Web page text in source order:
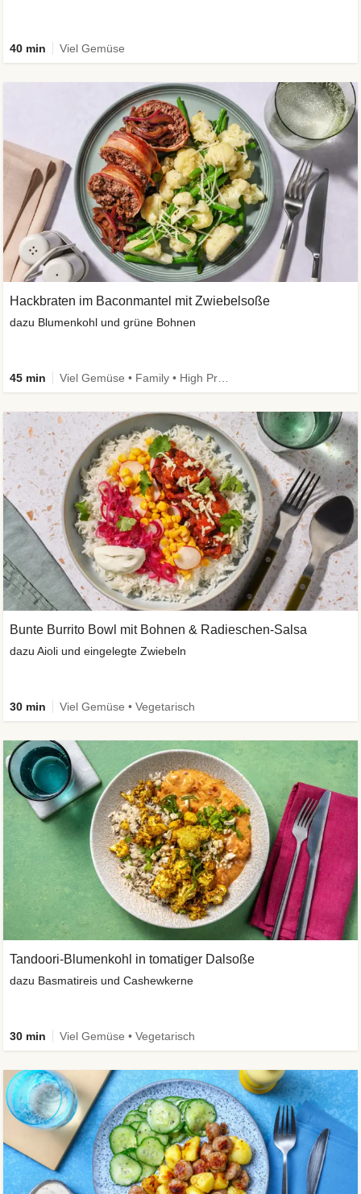
40 min Viel Gemüse
Hackbraten im Baconmantel mit Zwiebelsoße
dazu Blumenkohl und grüne Bohnen
45 min
Bunte Burrito Bowl mit Bohnen & Radieschen-Salsa
dazu Aioli und eingelegte Zwiebeln
30 min Viel Gemüse • Vegetarisch
Tandoori-Blumenkohl in tomatiger Dalsoße
dazu Basmatireis und Cashewkerne
30 min Viel Gemüse • Vegetarisch